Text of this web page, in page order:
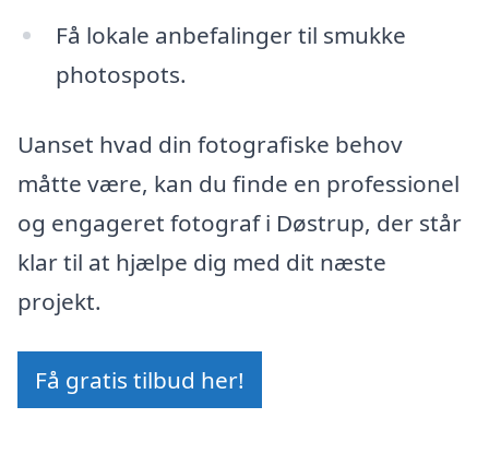
Få lokale anbefalinger til smukke
photospots.
Uanset hvad din fotografiske behov
måtte være, kan du finde en professionel
og engageret fotograf i Døstrup, der står
klar til at hjælpe dig med dit næste
projekt.
Få gratis tilbud her!